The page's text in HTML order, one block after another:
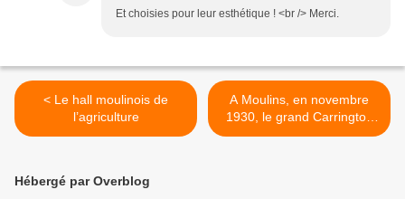
Et choisies pour leur esthétique ! <br /> Merci.
< Le hall moulinois de
l’agriculture
A Moulins, en novembre
1930, le grand Carrington
subjugue le public >
Hébergé par Overblog